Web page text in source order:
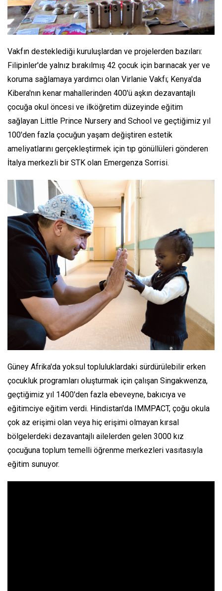
Vakfın desteklediği kuruluşlardan ve projelerden bazıları:
Filipinler'de yalnız bırakılmış 42 çocuk için barınacak yer ve
koruma sağlamaya yardımcı olan Virlanie Vakfı; Kenya'da
Kibera'nın kenar mahallerinden 400'ü aşkın dezavantajlı
çocuğa okul öncesi ve ilköğretim düzeyinde eğitim
sağlayan Little Prince Nursery and School ve geçtiğimiz yıl
100'den fazla çocuğun yaşam değiştiren estetik
ameliyatlarını gerçekleştirmek için tıp gönüllüleri gönderen
İtalya merkezli bir STK olan Emergenza Sorrisi.
Güney Afrika'da yoksul topluluklardaki sürdürülebilir erken
çocukluk programları oluşturmak için çalışan Singakwenza,
geçtiğimiz yıl 1400'den fazla ebeveyne, bakıcıya ve
eğitimciye eğitim verdi. Hindistan'da IMMPACT, çoğu okula
çok az erişimi olan veya hiç erişimi olmayan kırsal
bölgelerdeki dezavantajlı ailelerden gelen 3000 kız
çocuğuna toplum temelli öğrenme merkezleri vasıtasıyla
eğitim sunuyor.